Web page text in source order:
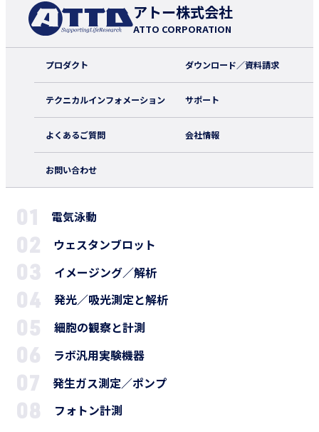
アトー株式会社
ATTO CORPORATION
プロダクト ダウンロード／資料請求
テクニカルインフォメーション サポート
よくあるご質問 会社情報
お問い合わせ
電気泳動
ウェスタンブロット
イメージング／解析
発光／吸光測定と解析
細胞の観察と計測
ラボ汎用実験機器
発生ガス測定／ポンプ
フォトン計測